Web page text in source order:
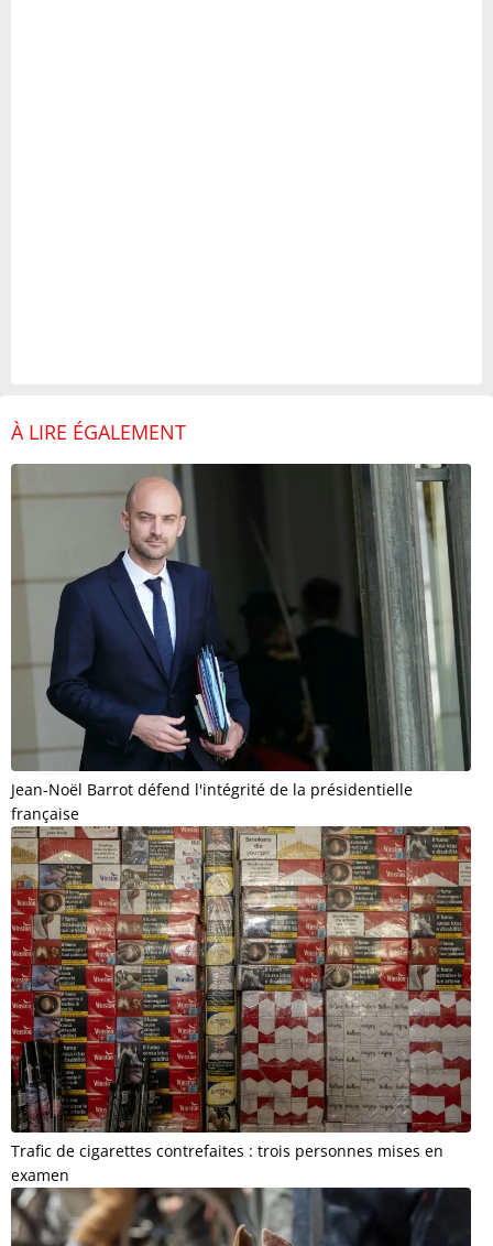
À LIRE ÉGALEMENT
Jean-Noël Barrot défend l'intégrité de la présidentielle
française
Trafic de cigarettes contrefaites : trois personnes mises en
examen